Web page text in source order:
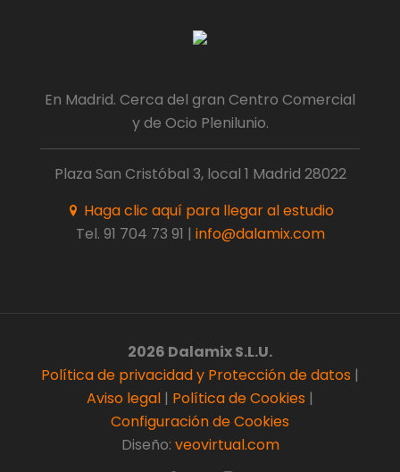
En Madrid. Cerca del gran Centro Comercial
y de Ocio Plenilunio.
Plaza San Cristóbal 3, local 1 Madrid 28022
Haga clic aquí para llegar al estudio
Tel. 91 704 73 91 | info@dalamix.com
2026 Dalamix S.L.U.
Política de privacidad y Protección de datos |
Aviso legal | Política de Cookies |
Configuración de Cookies
Diseño: veovirtual.com